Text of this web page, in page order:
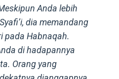
Anda lebih
dia memandang
pada Habnaqah.
di hadapannya
Orang yang